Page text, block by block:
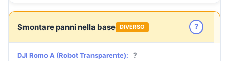
Smontare panni nella base DIVERSO ?
DJI Romo A (Robot Transparente): ?